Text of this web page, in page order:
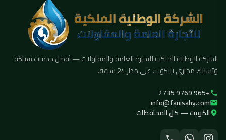
الشركة الوطنية الملكية للتجارة العامة والمقاولات — أفضل خدمات سباكة
وتسليك مجاري بالكويت على مدار 24 ساعة.
+965 9769 2735
info@fanisahy.com
الكويت — كل المحافظات